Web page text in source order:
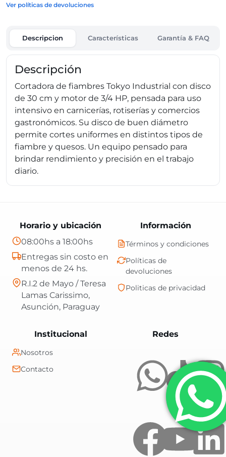
Ver políticas de devoluciones
Descripcion Características Garantía & FAQ
Descripción
Cortadora de fiambres Tokyo Industrial con disco
de 30 cm y motor de 3/4 HP, pensada para uso
intensivo en carnicerías, rotiserías y comercios
gastronómicos. Su disco de buen diámetro
permite cortes uniformes en distintos tipos de
fiambre y quesos. Un equipo pensado para
brindar rendimiento y precisión en el trabajo
diario.
RedesCentral Shop es
Información
Términos y condiciones
Políticas de
devoluciones
Politicas de privacidad
Institucional
Nosotros
Contacto
Horario y ubicación
08:00hs a 18:00hs
Entregas sin costo en
menos de 24 hs.
R.I.2 de Mayo / Teresa
Lamas Carissimo,
Asunción, Paraguay